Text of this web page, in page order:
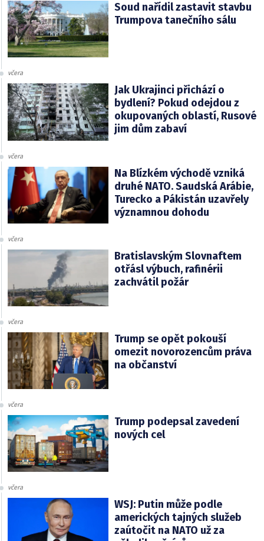
Soud nařídil zastavit stavbu
Trumpova tanečního sálu
včera
Jak Ukrajinci přichází o
bydlení? Pokud odejdou z
okupovaných oblastí, Rusové
jim dům zabaví
včera
Na Blízkém východě vzniká
druhé NATO. Saudská Arábie,
Turecko a Pákistán uzavřely
významnou dohodu
včera
Bratislavským Slovnaftem
otřásl výbuch, rafinérii
zachvátil požár
včera
Trump se opět pokouší
omezit novorozencům práva
na občanství
včera
Trump podepsal zavedení
nových cel
včera
WSJ: Putin může podle
amerických tajných služeb
zaútočit na NATO už za